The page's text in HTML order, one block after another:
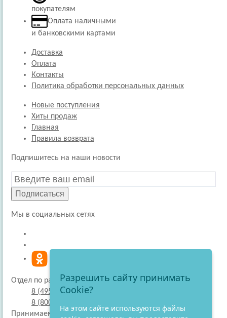
покупателям
Оплата наличными
и банковскими картами
Доставка
Оплата
Контакты
Политика обработки персональных данных
Новые поступления
Хиты продаж
Главная
Правила возврата
Подпишитесь на наши новости
Подписаться
Мы в социальных сетях
Отдел по работе с покупателями
8 (495) 220-51-30
8 (800) 707-27-19
Принимаем к оплате
Разрешить сайту принимать
Cookie?
На этом сайте используются файлы